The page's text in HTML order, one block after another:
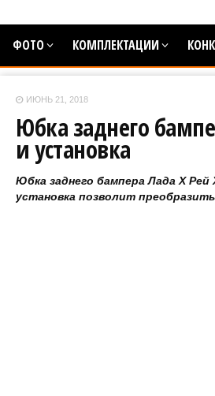
ФОТО КОМПЛЕКТАЦИИ
ИЮНЬ 21, 2018
Юбка заднего
и установка
Юбка заднего бампера Лада Х Рей
установка позволит